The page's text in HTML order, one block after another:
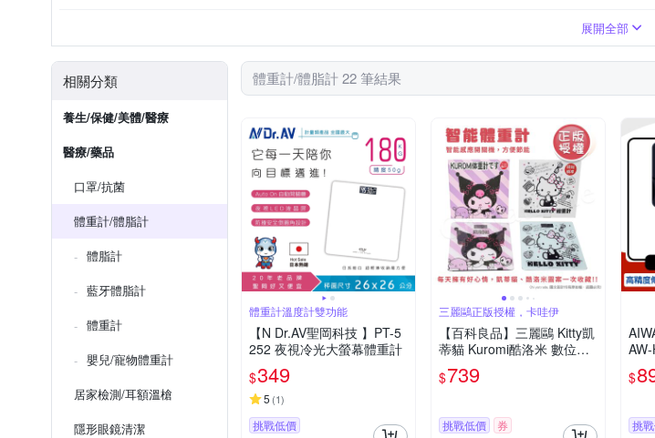
展開全部
相關分類
養生/保健/美體/醫療
醫療/藥品
口罩/抗菌
體重計/體脂計
體脂計
藍牙體脂計
體重計
嬰兒/寵物體重計
居家檢測/耳額溫槍
隱形眼鏡清潔
體重計/體脂計 22 筆結果
體重計溫度計雙功能
【N Dr.AV聖岡科技 】PT-5
252 夜視冷光大螢幕體重計
$349
5 (1)
挑戰低價
三麗鷗正版授權，卡哇伊
【百科良品】三麗鷗 Kitty凱
蒂貓 Kuromi酷洛米 數位電
子體重計 體重機 電子秤(正
版授權)
$739
挑戰低價 券
$
挑